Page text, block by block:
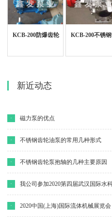
KCB-200防爆齿轮
KCB-200不锈
新近动态
· 磁力泵的优点
· 不锈钢齿轮油泵的常用几种形式
· 不锈钢齿轮泵抱轴的几种主要原因
· 我公司参加2020第四届武汉国际水
博览会
· 2020中国(上海)国际流体机械展览会